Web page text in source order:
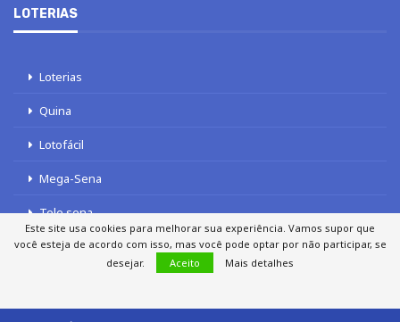
LOTERIAS
Loterias
Quina
Lotofácil
Mega-Sena
Tele sena
Este site usa cookies para melhorar sua experiência. Vamos supor que
você esteja de acordo com isso, mas você pode optar por não participar, se
desejar.
Aceito Mais detalhes